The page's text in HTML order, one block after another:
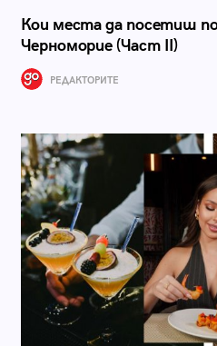
Кои места да посетиш
Черноморие (Част II)
РЕДАКТОРИТЕ